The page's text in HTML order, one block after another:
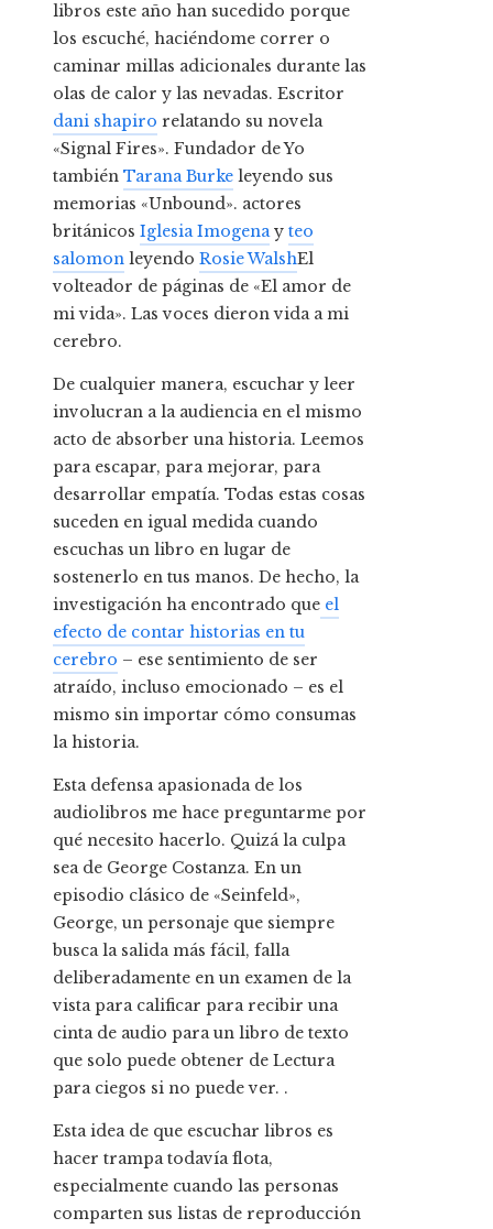
libros este año han sucedido porque
los escuché, haciéndome correr o
caminar millas adicionales durante las
olas de calor y las nevadas. Escritor
dani shapiro relatando su novela
«Signal Fires». Fundador de Yo
también Tarana Burke leyendo sus
memorias «Unbound». actores
británicos Iglesia Imogenay teo
salomon leyendo Rosie WalshEl
volteador de páginas de «El amor de
mi vida». Las voces dieron vida a mi
cerebro.
De cualquier manera, escuchar y leer
involucran a la audiencia en el mismo
acto de absorber una historia. Leemos
para escapar, para mejorar, para
desarrollar empatía. Todas estas cosas
suceden en igual medida cuando
escuchas un libro en lugar de
sostenerlo en tus manos. De hecho, la
investigación ha encontrado que el
efecto de contar historias en tu
cerebro – ese sentimiento de ser
atraído, incluso emocionado – es el
mismo sin importar cómo consumas
la historia.
Esta defensa apasionada de los
audiolibros me hace preguntarme por
qué necesito hacerlo. Quizá la culpa
sea de George Costanza. En un
episodio clásico de «Seinfeld»,
George, un personaje que siempre
busca la salida más fácil, falla
deliberadamente en un examen de la
vista para calificar para recibir una
cinta de audio para un libro de texto
que solo puede obtener de Lectura
para ciegos si no puede ver. .
Esta idea de que escuchar libros es
hacer trampa todavía flota,
especialmente cuando las personas
comparten sus listas de reproducción